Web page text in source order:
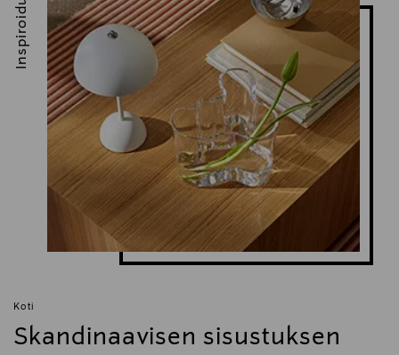
Koti
Skandinaavisen sisustuksen
Inspiroidu